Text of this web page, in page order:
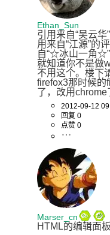
Ethan_Sun
引用来自“吴云华
用来自“江源”的
自“☆冰山一角
就知道你不是做
不用这个。楼下
firefox3那时候的
了，改用
2012-09-12
回复 0
点赞 0
Marser_cn
HTML的编辑面